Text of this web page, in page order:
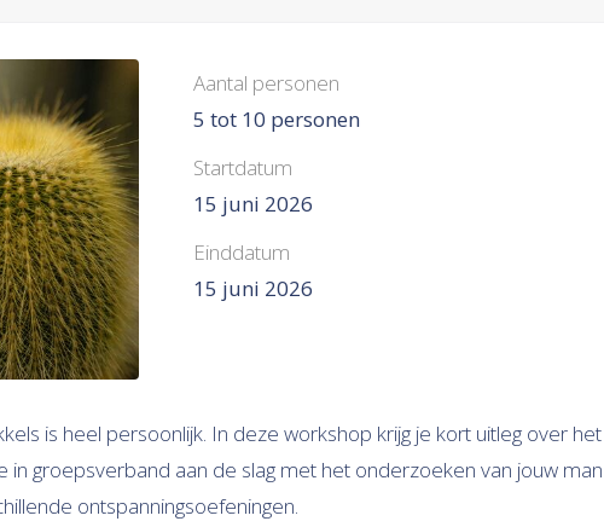
Aantal personen
5 tot 10 personen
Startdatum
15 juni 2026
Einddatum
15 juni 2026
is heel persoonlijk. In deze workshop krijg je kort uitleg over het
in groepsverband aan de slag met het onderzoeken van jouw
ontspanningsoefeningen.